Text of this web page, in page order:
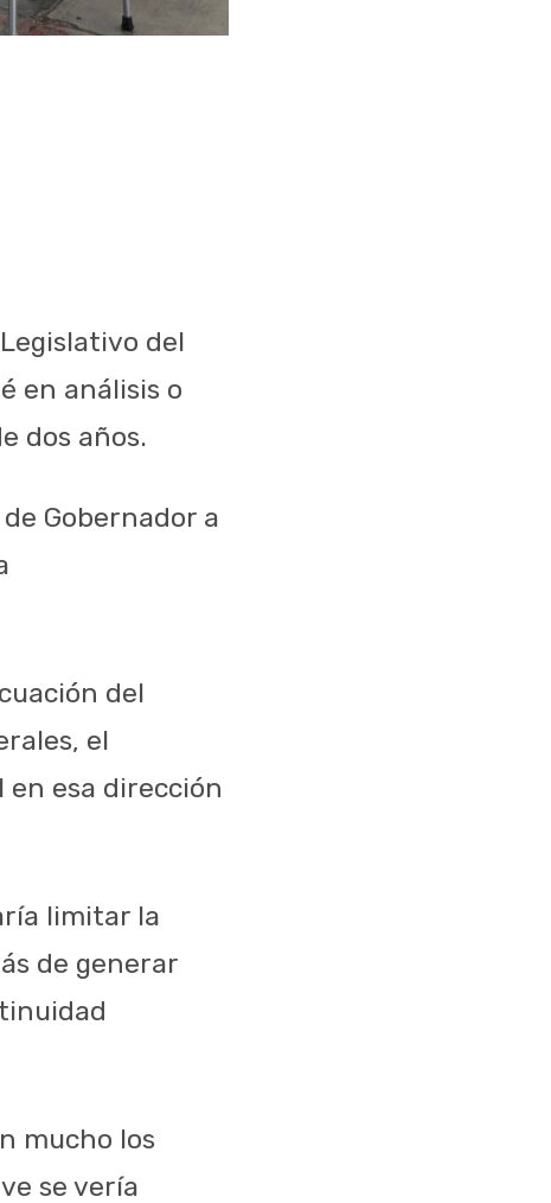
del
en análisis o
dos años.
Gobernador a
del
el
esa dirección
limitar la
de generar
mucho los
se vería